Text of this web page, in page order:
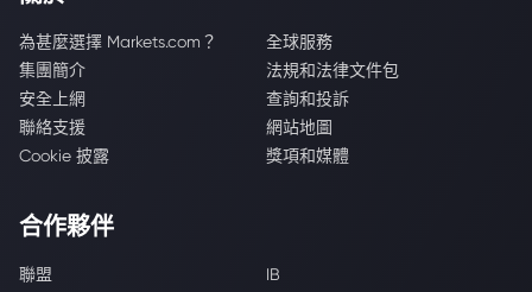
為甚麼選擇 Markets.com？
全球服務
集團簡介
法規和法律文件包
安全上網
查詢和投訴
聯絡支援
網站地圖
Cookie 披露
獎項和媒體
合作夥伴
聯盟 IB